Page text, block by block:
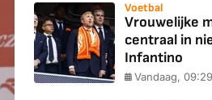
Voetbal
Vrouwelijke
centraal in
Infantino
Vandaag, 09:29